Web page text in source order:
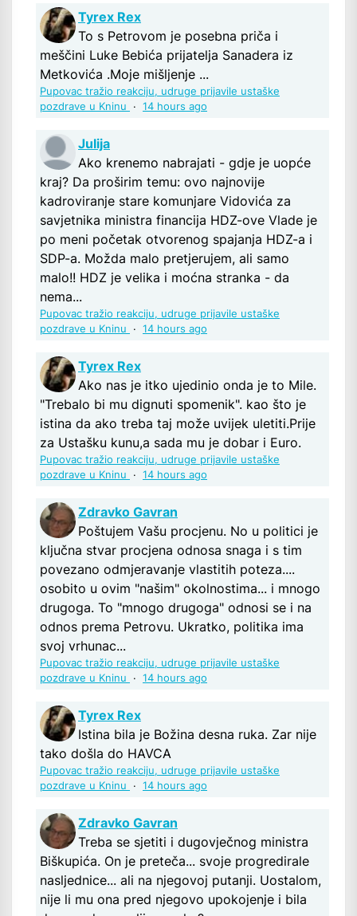
Tyrex Rex
To s Petrovom je posebna priča i
meščini Luke Bebića prijatelja Sanadera iz
Metkovića .Moje mišljenje ...
Pupovac tražio reakciju, udruge prijavile ustaške
pozdrave u Kninu
· 14 hours ago
Julija
Ako krenemo nabrajati - gdje je uopće
kraj? Da proširim temu: ovo najnovije
kadroviranje stare komunjare Vidovića za
savjetnika ministra financija HDZ-ove Vlade je
po meni početak otvorenog spajanja HDZ-a i
SDP-a. Možda malo pretjerujem, ali samo
malo!! HDZ je velika i moćna stranka - da
nema...
Pupovac tražio reakciju, udruge prijavile ustaške
pozdrave u Kninu
· 14 hours ago
Tyrex Rex
Ako nas je itko ujedinio onda je to Mile.
"Trebalo bi mu dignuti spomenik". kao što je
istina da ako treba taj može uvijek uletiti.Prije
za Ustašku kunu,a sada mu je dobar i Euro.
Pupovac tražio reakciju, udruge prijavile ustaške
pozdrave u Kninu
· 14 hours ago
Zdravko Gavran
Poštujem Vašu procjenu. No u politici je
ključna stvar procjena odnosa snaga i s tim
povezano odmjeravanje vlastitih poteza....
osobito u ovim "našim" okolnostima... i mnogo
drugoga. To "mnogo drugoga" odnosi se i na
odnos prema Petrovu. Ukratko, politika ima
svoj vrhunac...
Pupovac tražio reakciju, udruge prijavile ustaške
pozdrave u Kninu
· 14 hours ago
Tyrex Rex
Istina bila je Božina desna ruka. Zar nije
tako došla do HAVCA
Pupovac tražio reakciju, udruge prijavile ustaške
pozdrave u Kninu
· 14 hours ago
Zdravko Gavran
Treba se sjetiti i dugovječnog ministra
Biškupića. On je preteča... svoje progredirale
nasljednice... ali na njegovoj putanji. Uostalom,
nije li mu ona pred njegovo upokojenje i bila